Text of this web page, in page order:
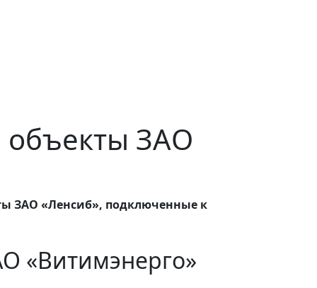
объекты ЗАО
ЗАО «Ленсиб», подключенные к
«Витимэнерго»